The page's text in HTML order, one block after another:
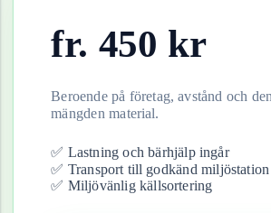
fr. 450 kr
Beroende på företag, avstånd och
mängden material.
✅ Lastning och bärhjälp ingår
✅ Transport till godkänd miljöstation
✅ Miljövänlig källsortering